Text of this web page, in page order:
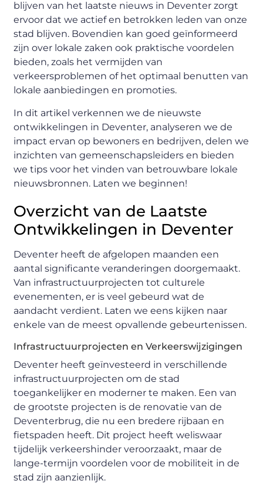
blijven van het laatste nieuws in Deventer zorgt
ervoor dat we actief en betrokken leden van onze
stad blijven. Bovendien kan goed geïnformeerd
zijn over lokale zaken ook praktische voordelen
bieden, zoals het vermijden van
verkeersproblemen of het optimaal benutten van
lokale aanbiedingen en promoties.
In dit artikel verkennen we de nieuwste
ontwikkelingen in Deventer, analyseren we de
impact ervan op bewoners en bedrijven, delen we
inzichten van gemeenschapsleiders en bieden
we tips voor het vinden van betrouwbare lokale
nieuwsbronnen. Laten we beginnen!
Overzicht van de Laatste
Ontwikkelingen in Deventer
Deventer heeft de afgelopen maanden een
aantal significante veranderingen doorgemaakt.
Van infrastructuurprojecten tot culturele
evenementen, er is veel gebeurd wat de
aandacht verdient. Laten we eens kijken naar
enkele van de meest opvallende gebeurtenissen.
Infrastructuurprojecten en Verkeerswijzigingen
Deventer heeft geïnvesteerd in verschillende
infrastructuurprojecten om de stad
toegankelijker en moderner te maken. Een van
de grootste projecten is de renovatie van de
Deventerbrug, die nu een bredere rijbaan en
fietspaden heeft. Dit project heeft weliswaar
tijdelijk verkeershinder veroorzaakt, maar de
lange-termijn voordelen voor de mobiliteit in de
stad zijn aanzienlijk.